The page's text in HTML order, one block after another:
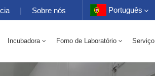
| Sobre nós Português
Incubadora Forno de Laboratório Serviço